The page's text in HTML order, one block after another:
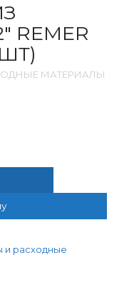
REMER
МАТЕРИАЛЫ
и расходные